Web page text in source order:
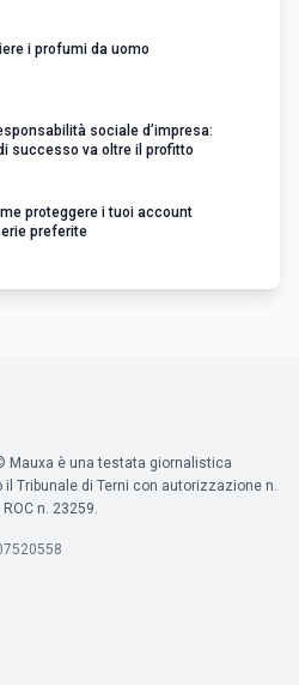
i profumi da uomo
sociale d’impresa:
successo va oltre il profitto
proteggere i tuoi account
preferite
Mauxa è una testata giornalistica
Tribunale di Terni con autorizzazione n.
n. 23259.